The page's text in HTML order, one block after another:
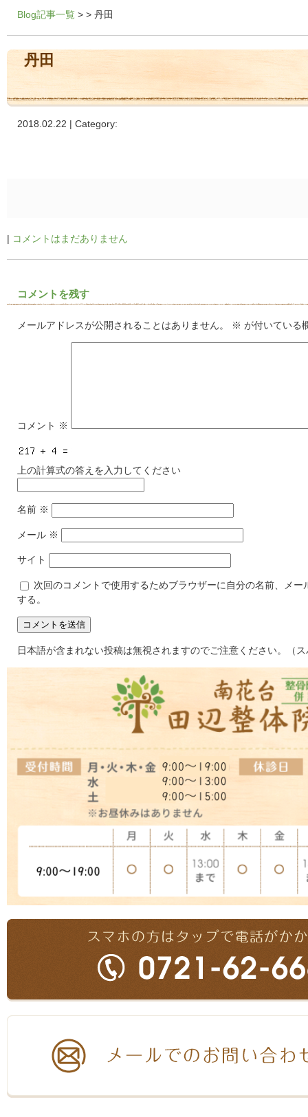
Blog記事一覧 > > 丹田
丹田
2018.02.22 | Category:
| コメントはまだありません
コメントを残す
メールアドレスが公開されることはありません。 ※ が付いている
コメント ※
上の計算式の答えを入力してください
名前 ※
メール ※
サイト
次回のコメントで使用するためブラウザーに自分の名前、メー
する。
日本語が含まれない投稿は無視されますのでご注意ください。（